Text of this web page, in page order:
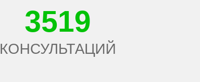
3519
КОНСУЛЬТАЦИЙ